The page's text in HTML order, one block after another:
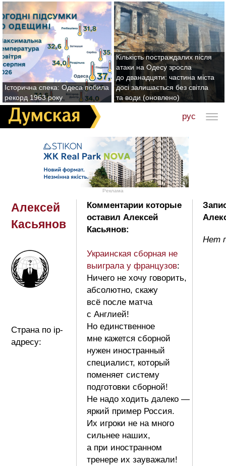
Історична спека: Одеса побила
рекорд 1963 року
Кількість постраждалих після
атаки на Одесу зросла
до дванадцяти: частина міста
досі залишається без світла
та води (оновлено)
рус
Реклама
Алексей
Касьянов
Страна по ip-
адресу:
Комментарии которые
оставил Алексей
Касьянов:
Украинская сборная не
выиграла у французов:
Ничего не хочу говорить,
абсолютно, скажу
всё после матча
с Англией!
Но единственное
мне кажется сборной
нужен иностранный
специалист, который
поменяет систему
подготовки сборной!
Не надо ходить далеко —
яркий пример Россия.
Их игроки не на много
сильнее наших,
а при иностранном
тренере их зауважали!
Нет